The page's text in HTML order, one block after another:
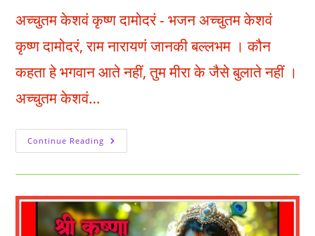
अच्चुतम केशवं कृष्ण दामोदरं - भजन अच्चुतम केशवं
कृष्ण दामोदरं, राम नारायणं जानकी बल्लभम । कौन
कहता हे भगवान आते नहीं, तुम मीरा के जैसे बुलाते नहीं ।
अच्चुतम केशवं…
Continue Reading अच्चुतम
केशवं
(Achyutam
Keshavam
Krishna
Damodaram)